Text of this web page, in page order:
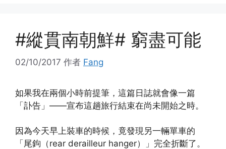
#縱貫南朝鮮# 窮盡可能
02/10/2017 作者 Fang
如果我在兩個小時前提筆，這篇日誌就會像一篇
「訃告」——宣布這趟旅行結束在尚未開始之時。
因為今天早上裝車的時候，竟發現另一輛單車的
「尾鉤（rear derailleur hanger）」完全折斷了。